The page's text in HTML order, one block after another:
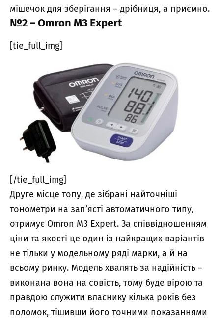
мішечок для зберігання – дрібниця, а приємно.
№2 – Omron M3 Expert
[tie_full_img]
[/tie_full_img]
Друге місце топу, де зібрані найточніші
тонометри на зап’ясті автоматичного типу,
отримує Omron M3 Expert. За співвідношенням
ціни та якості це один із найкращих варіантів
не тільки у модельному ряді марки, а й на
всьому ринку. Модель хвалять за надійність –
виконана вона на совість, тому буде вірою та
правдою служити власнику кілька років без
поломок, тішивши його точними показаннями